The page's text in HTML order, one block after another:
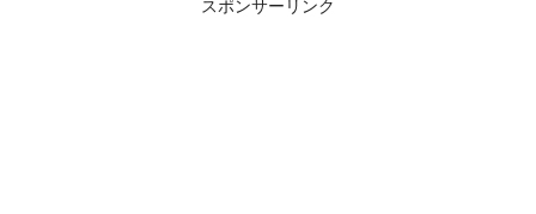
スポンサーリンク